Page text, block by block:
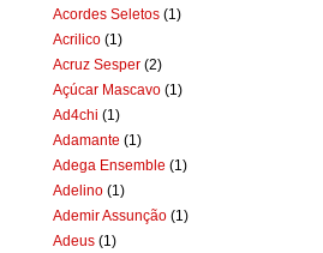
Acordes Seletos (1)
Acrilico (1)
Acruz Sesper (2)
Açúcar Mascavo (1)
Ad4chi (1)
Adamante (1)
Adega Ensemble (1)
Adelino (1)
Ademir Assunção (1)
Adeus (1)